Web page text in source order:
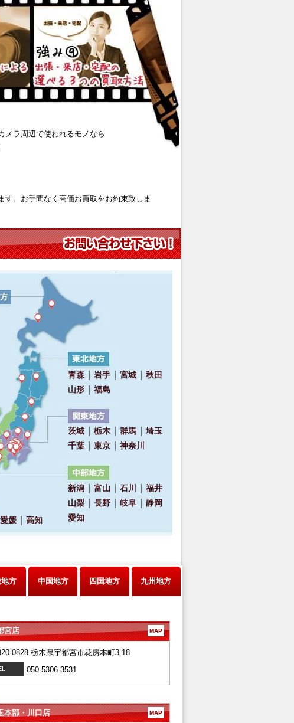
メラ周辺で使われるモノなら
。お手間なく高価お買取をお約束致しま
方 中国地方 四国地方 九州地方
宮店 MAP
0828 栃木県宇都宮市花房本町3-18
050-5306-3531
本部・川口店 MAP